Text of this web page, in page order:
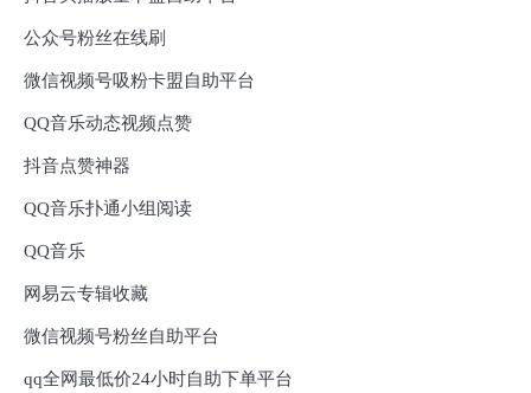
公众号粉丝在线刷
微信视频号吸粉卡盟自助平台
QQ音乐动态视频点赞
抖音点赞神器
QQ音乐扑通小组阅读
QQ音乐
网易云专辑收藏
微信视频号粉丝自助平台
qq全网最低价24小时自助下单平台